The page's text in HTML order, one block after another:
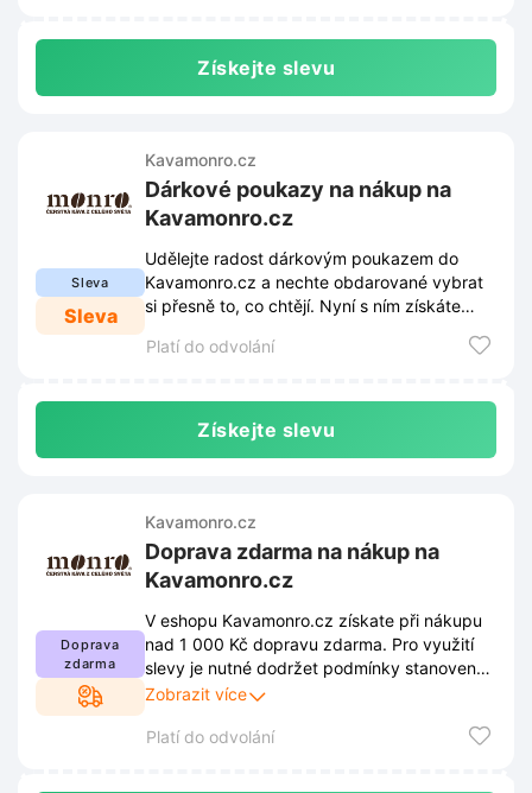
Získejte slevu
Sleva
Sleva
Kavamonro.cz
Dárkové poukazy na nákup na
Kavamonro.cz
Udělejte radost dárkovým poukazem do
Kavamonro.cz a nechte obdarované vybrat
si přesně to, co chtějí. Nyní s ním získáte
Platí do odvolání
Získejte slevu
Doprava
zdarma
Kavamonro.cz
Doprava zdarma na nákup na
Kavamonro.cz
V eshopu Kavamonro.cz získate při nákupu
nad 1 000 Kč dopravu zdarma. Pro využití
slevy je nutné dodržet podmínky stanovené
obchodem. Tyto podmínky jsou zveřejněny
se průběžně měnit.
Zobrazit více
Platí do odvolání